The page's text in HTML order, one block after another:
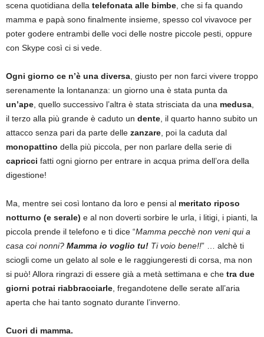
scena quotidiana della telefonata alle bimbe , che si fa quando
mamma e papà sono finalmente insieme, spesso col vivavoce per
poter godere entrambi delle voci delle nostre piccole pesti, oppure
con Skype così ci si vede.
Ogni giorno ce n’è una diversa , giusto per non farci vivere troppo
serenamente la lontananza: un giorno una è stata punta da
un’ape , quello successivo l’altra è stata strisciata da una medusa
il terzo alla più grande è caduto un dente , il quarto hanno subito un
attacco senza pari da parte delle zanzare , poi la caduta dal
monopattino della più piccola, per non parlare della serie di
capricci fatti ogni giorno per entrare in acqua prima dell’ora della
digestione!
Ma, mentre sei così lontano da loro e pensi al meritato riposo
notturno (e serale) e al non doverti sorbire le urla, i litigi, i pianti, la
piccola prende il telefono e ti dice “Mamma pecchè non veni qui a
casa coi nonni? Mamma io voglio tu! Ti voio bene!!” … alchè ti
sciogli come un gelato al sole e le raggiungeresti di corsa, ma non
si può! Allora ringrazi di essere già a metà settimana e che tra due
giorni potrai riabbracciarle , fregandotene delle serate all’aria
aperta che hai tanto sognato durante l’inverno.
Cuori di mamma.